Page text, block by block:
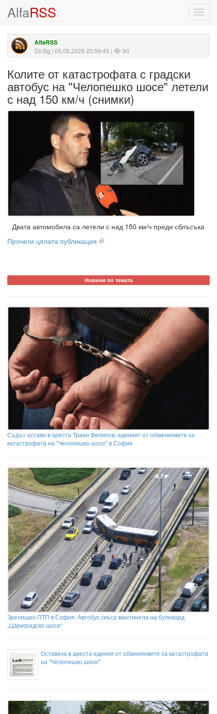
AlfaRSS
AlfaRSS
Dir.Bg | 05.06.2026 20:59:45 | 90
Колите от катастрофата с градски
автобус на "Челопешко шосе" летели
с над 150 км/ч (снимки)
Двата автомобила са летели с над 150 км/ч преди сблъсъка
Прочети цялата публикация
Новини по темата
Съдът остави в ареста Траян Филипов, единият от обвиняемите за
катастрофата на "Челопешко шосе" в София
Зрелищно ПТП в София: Автобус скъса мантинела на булевард
„Цариградско шосе“
Оставиха в ареста единия от обвиняемите за катастрофата
на "Челопешко шосе"